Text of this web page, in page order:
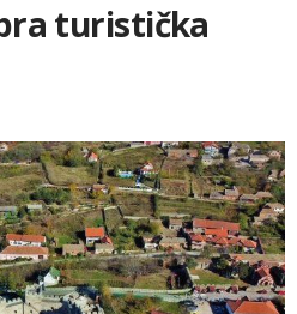
turistička